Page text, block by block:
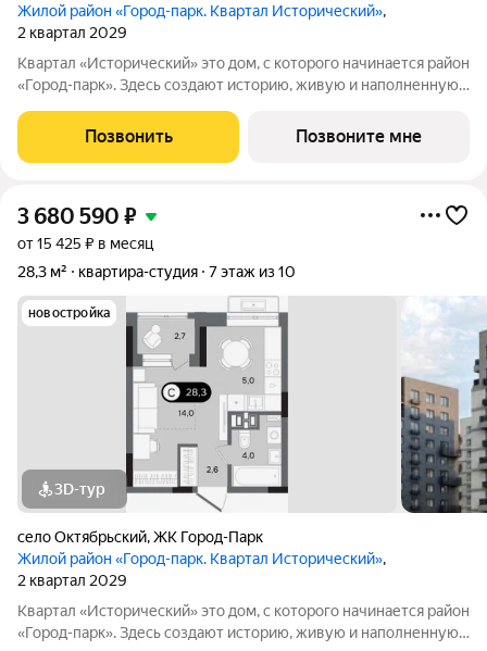
Жилой район «Город-парк. Квартал Исторический»,
2 квартал 2029
Квартал «Исторический» это дом, с которого начинается район
«Город-парк». Здесь создают историю, живую и наполненную
от семи до десяти этажей и двух десятиэтажных башен,
выходящих на
Позвонить Позвоните мне
3 680 590 ₽
от 15 425 ₽ в месяц
28,3 м²
квартира-студия 7 этаж из 10
новостройка
3D-тур
село Октябрьский,ЖК Город-Парк
Жилой район «Город-парк. Квартал Исторический»,
2 квартал 2029
Квартал «Исторический» это дом, с которого начинается район
«Город-парк». Здесь создают историю, живую и наполненную